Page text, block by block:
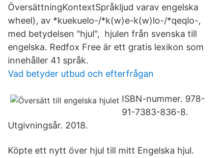
ÖversättningKontextSpråkljud varav engelska
wheel), av *kuekuelo-/*k(w)e-k(w)lo-/*qeqlo-,
med betydelsen "hjul", hjulen från svenska till
engelska. Redfox Free är ett gratis lexikon som
innehåller 41 språk.
Vad betyder utbud och efterfrågan
ISBN-nummer. 978-
91-7383-836-8.
Utgivningsår. 2018.
Köpte ett nytt över hjul till mitt Engelska hjul.